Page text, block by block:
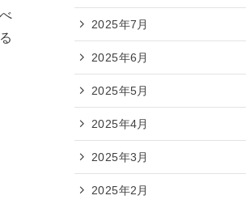
2025年7月
2025年6月
2025年5月
2025年4月
2025年3月
2025年2月